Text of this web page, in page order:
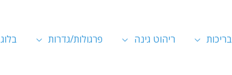
בריכות ריהוט גינה פרגולות/גדרות בלוג